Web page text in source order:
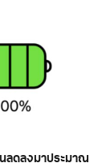
ลดลงมาประมาณ